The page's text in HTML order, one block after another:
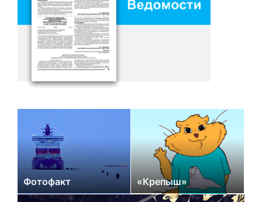
Фотофакт «Крепыш»